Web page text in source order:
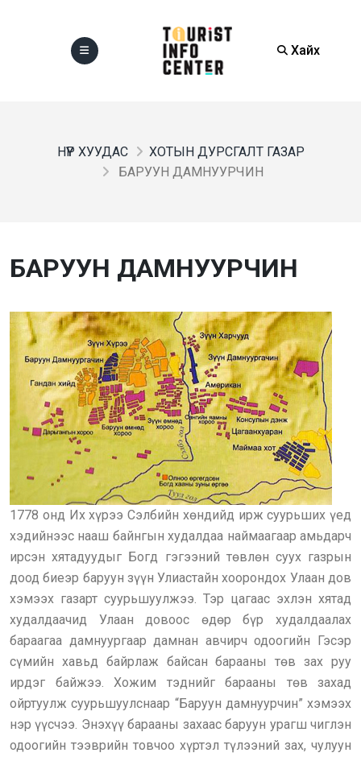
Хайх
НҮҮР ХУУДАС
ХОТЫН ДУРСГАЛТ ГАЗАР
БАРУУН ДАМНУУРЧИН
БАРУУН ДАМНУУРЧИН
1778 онд Их хүрээ Сэлбийн хөндийд ирж суурьших үед
хэдийнээс нааш байнгын худалдаа наймаагаар амьдарч
ирсэн хятадуудыг Богд гэгээний төвлөн суух газрын
доод биеэр баруун зүүн Улиастайн хоорондох Улаан дов
хэмээх газарт суурьшуулжээ. Тэр цагаас эхлэн хятад
худалдаачид Улаан довоос өдөр бүр худалдаалах
бараагаа дамнуургаар дамнан авчирч одоогийн Гэсэр
сүмийн хавьд байрлаж байсан барааны төв зах руу
ирдэг байжээ. Хожим тэднийг барааны төв захад
ойртуулж суурьшуулснаар “Баруун дамнуурчин” хэмээх
нэр үүсчээ. Энэхүү барааны захаас баруун урагш чиглэн
одоогийн тээврийн товчоо хүртэл түлээний зах, чулуун